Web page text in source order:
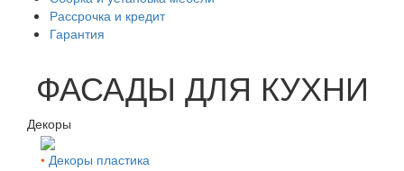
Рассрочка и кредит
Гарантия
ФАСАДЫ ДЛЯ КУХНИ
Декоры
• Декоры пластика